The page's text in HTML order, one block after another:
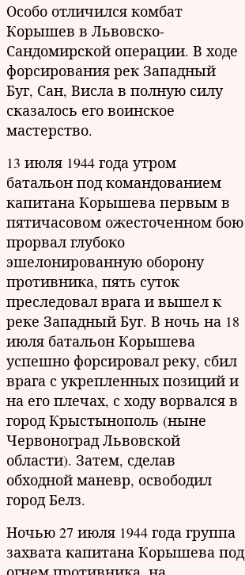
Особо отличился комбат
Корышев в Львовско-
Сандомирской операции. В ходе
форсирования рек Западный
Буг, Сан, Висла в полную силу
сказалось его воинское
мастерство.
13 июля 1944 года утром
батальон под командованием
капитана Корышева первым в
пятичасовом ожесточенном бою
прорвал глубоко
эшелонированную оборону
противника, пять суток
преследовал врага и вышел к
реке Западный Буг. В ночь на 18
июля батальон Корышева
успешно форсировал реку, сбил
врага с укрепленных позиций и
на его плечах, с ходу ворвался в
город Крыстынополь (ныне
Червоноград Львовской
области). Затем, сделав
обходной маневр, освободил
город Белз.
Ночью 27 июля 1944 года группа
захвата капитана Корышева под